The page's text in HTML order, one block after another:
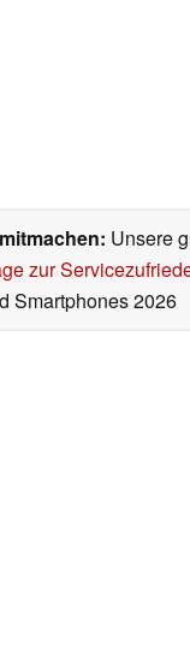
Unsere
zur
Smartphones 2026